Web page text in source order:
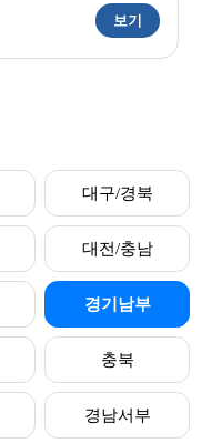
보기
대구/경북
대전/충남
경기남부
충북
경남서부